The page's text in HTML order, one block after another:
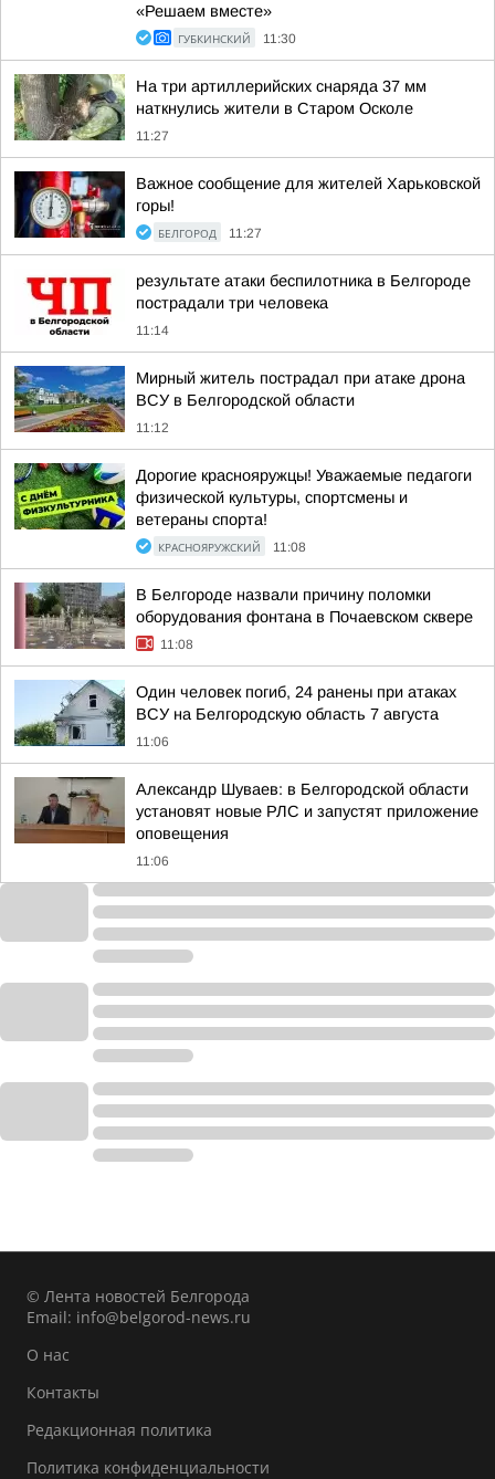
«Решаем вместе»
ГУБКИНСКИЙ 11:30
На три артиллерийских снаряда 37 мм
наткнулись жители в Старом Осколе
11:27
Важное сообщение для жителей Харьковской
горы!
БЕЛГОРОД 11:27
результате атаки беспилотника в Белгороде
пострадали три человека
11:14
Мирный житель пострадал при атаке дрона
ВСУ в Белгородской области
11:12
Дорогие краснояружцы! Уважаемые педагоги
физической культуры, спортсмены и
ветераны спорта!
КРАСНОЯРУЖСКИЙ 11:08
В Белгороде назвали причину поломки
оборудования фонтана в Почаевском сквере
11:08
Один человек погиб, 24 ранены при атаках
ВСУ на Белгородскую область 7 августа
11:06
Александр Шуваев: в Белгородской области
установят новые РЛС и запустят приложение
оповещения
11:06
© Лента новостей Белгорода
Email: info@belgorod-news.ru
О нас
Контакты
Редакционная политика
Политика конфиденциальности